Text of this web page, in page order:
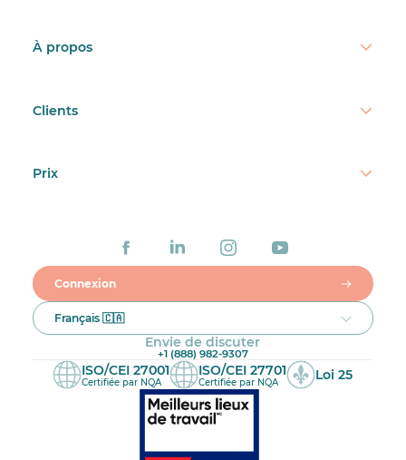
À propos
Clients
Prix
Connexion
Français 🇨🇦
Envie de discuter
+1 (888) 982-9307
ISO/CEI 27001
Certifiée par NQA
ISO/CEI 27701
Certifiée par NQA Loi 25